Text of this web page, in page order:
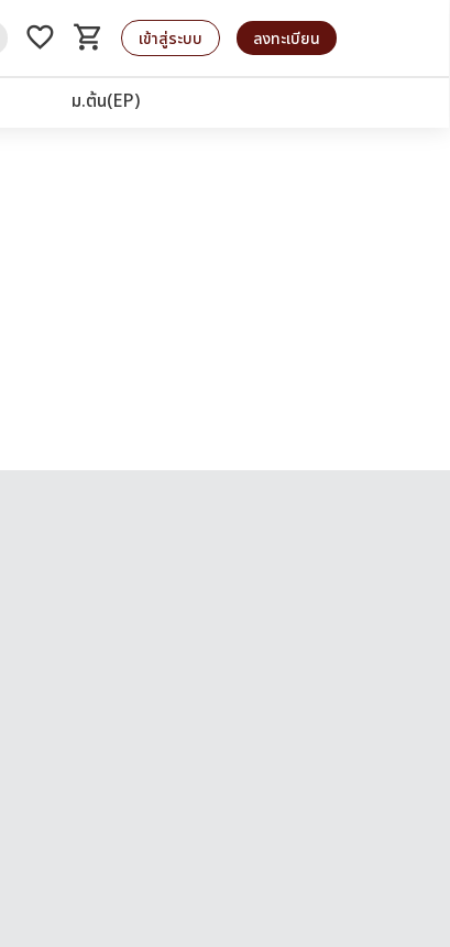
favorite_border shopping_cart
รถเข็น เข้าสู่ระบบ ลงทะเบียน
ม.ต้น(EP)